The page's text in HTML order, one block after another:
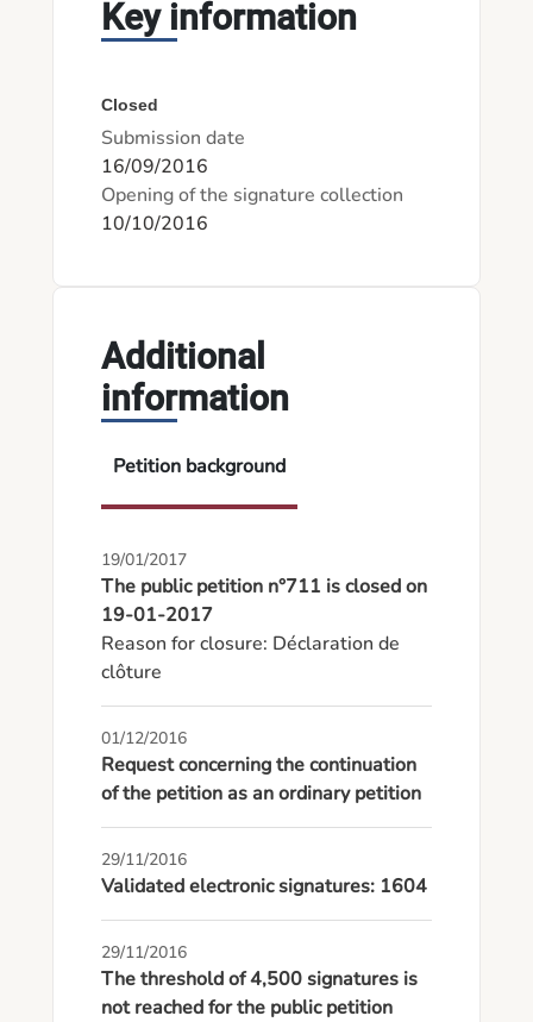
Key information
Closed
Submission date
16/09/2016
Opening of the signature collection
10/10/2016
Additional
information
Petition background
19/01/2017
The public petition n°711 is closed on
19-01-2017
Reason for closure: Déclaration de
clôture
01/12/2016
Request concerning the continuation
of the petition as an ordinary petition
29/11/2016
Validated electronic signatures: 1604
29/11/2016
The threshold of 4,500 signatures is
not reached for the public petition